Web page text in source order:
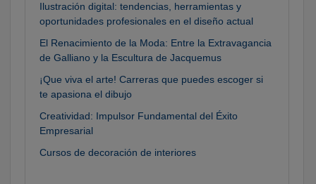
Ilustración digital: tendencias, herramientas y
oportunidades profesionales en el diseño actual
El Renacimiento de la Moda: Entre la Extravagancia
de Galliano y la Escultura de Jacquemus
¡Que viva el arte! Carreras que puedes escoger si
te apasiona el dibujo
Creatividad: Impulsor Fundamental del Éxito
Empresarial
Cursos de decoración de interiores